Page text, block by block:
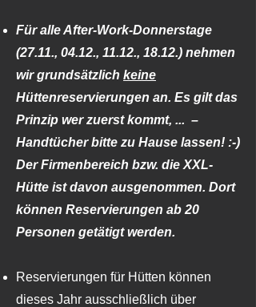
Für alle After-Work-Donnerstage
(27.11., 04.12., 11.12., 18.12.) nehmen
wir grundsätzlich keine
Hüttenreservierungen an. Es gilt das
Prinzip wer zuerst kommt, ... –
Handtücher bitte zu Hause lassen! :-)
Der Firmenbereich bzw. die XXL-
Hütte ist davon ausgenommen. Dort
können Reservierungen ab 20
Personen getätigt werden.
Reservierungen für Hütten können
dieses Jahr ausschließlich über